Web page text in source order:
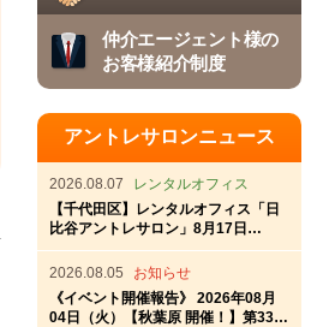
仲介エージェント様の
お客様紹介制度
アントレサロンニュース
2026.08.07
レンタルオフィス
【千代田区】レンタルオフィス「日
比谷アントレサロン」8月17日
（月）OPEN！
2026.08.05
お知らせ
《イベント開催報告》 2026年08月
04日（火）【秋葉原 開催！】第337